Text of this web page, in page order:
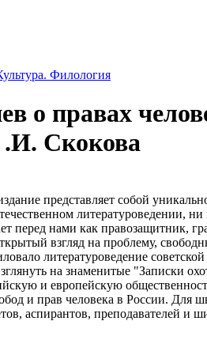
Филология
о правах
.И. Скокова
представляет собой
литературоведении,
перед нами как правозащитник,
взгляд на проблему,
литературоведение
на знаменитые "Записки
и европейскую
и прав человека в России. Для
аспирантов, преподавателей и